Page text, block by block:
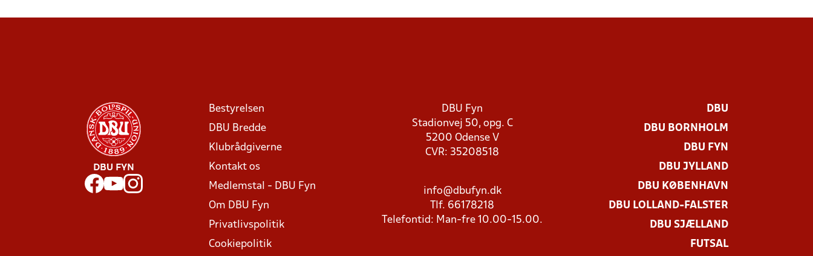
DBU FYN
Bestyrelsen
DBU Bredde
Klubrådgiverne
Kontakt os
Medlemstal - DBU Fyn
Om DBU Fyn
Privatlivspolitik
Cookiepolitik
DBU Fyn
Stadionvej 50, opg. C
5200 Odense V
CVR: 35208518
info@dbufyn.dk
Tlf. 66178218
Telefontid: Man-fre 10.00-15.00.
DBU
DBU BORNHOLM
DBU FYN
DBU JYLLAND
DBU KØBENHAVN
DBU LOLLAND-FALSTER
DBU SJÆLLAND
FUTSAL